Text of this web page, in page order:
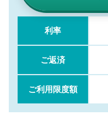
利率
ご返済
ご利用限度額